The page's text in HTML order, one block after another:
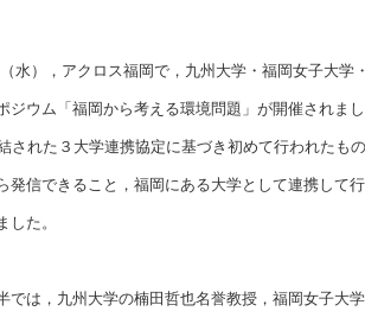
水），アクロス福岡で，九州大学・福岡女子大学
ジウム「福岡から考える環境問題」が開催されま
された３大学連携協定に基づき初めて行われたも
発信できること，福岡にある大学として連携して
した。
は，九州大学の楠田哲也名誉教授，福岡女子大